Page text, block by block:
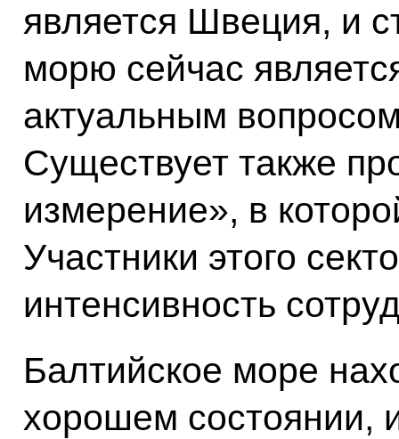
является Швеция, и
морю сейчас
актуальным
Существует также
измерение», в
Участники этого
интенсивность
Балтийское море
хорошем состоянии,